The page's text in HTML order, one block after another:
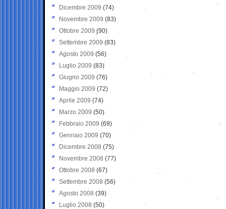
Dicembre 2009 (74)
Novembre 2009 (83)
Ottobre 2009 (90)
Settembre 2009 (83)
Agosto 2009 (56)
Luglio 2009 (83)
Giugno 2009 (76)
Maggio 2009 (72)
Aprile 2009 (74)
Marzo 2009 (50)
Febbraio 2009 (69)
Gennaio 2009 (70)
Dicembre 2008 (75)
Novembre 2008 (77)
Ottobre 2008 (67)
Settembre 2008 (56)
Agosto 2008 (39)
Luglio 2008 (50)